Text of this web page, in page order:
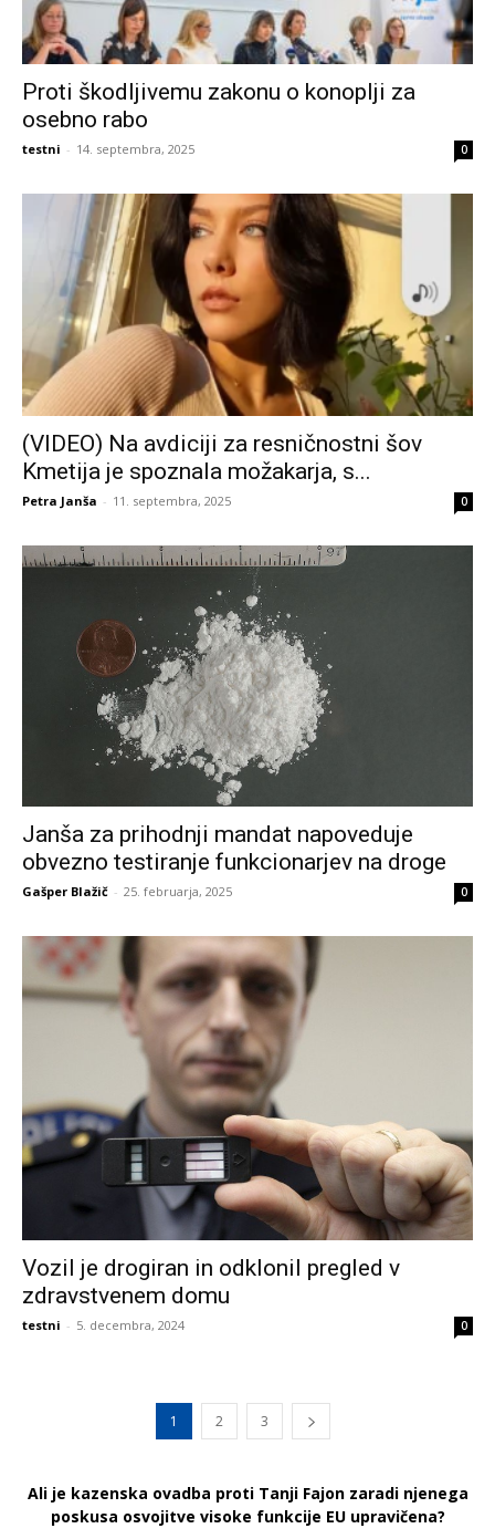
Proti škodljivemu zakonu o konoplji za
osebno rabo
testni - 14. septembra, 2025 0
(VIDEO) Na avdiciji za resničnostni šov
Kmetija je spoznala možakarja, s...
Petra Janša - 11. septembra, 2025 0
Janša za prihodnji mandat napoveduje
obvezno testiranje funkcionarjev na droge
Gašper Blažič - 25. februarja, 2025 0
Vozil je drogiran in odklonil pregled v
zdravstvenem domu
testni - 5. decembra, 2024 0
1 2 3
Ali je kazenska ovadba proti Tanji Fajon zaradi njenega
poskusa osvojitve visoke funkcije EU upravičena?